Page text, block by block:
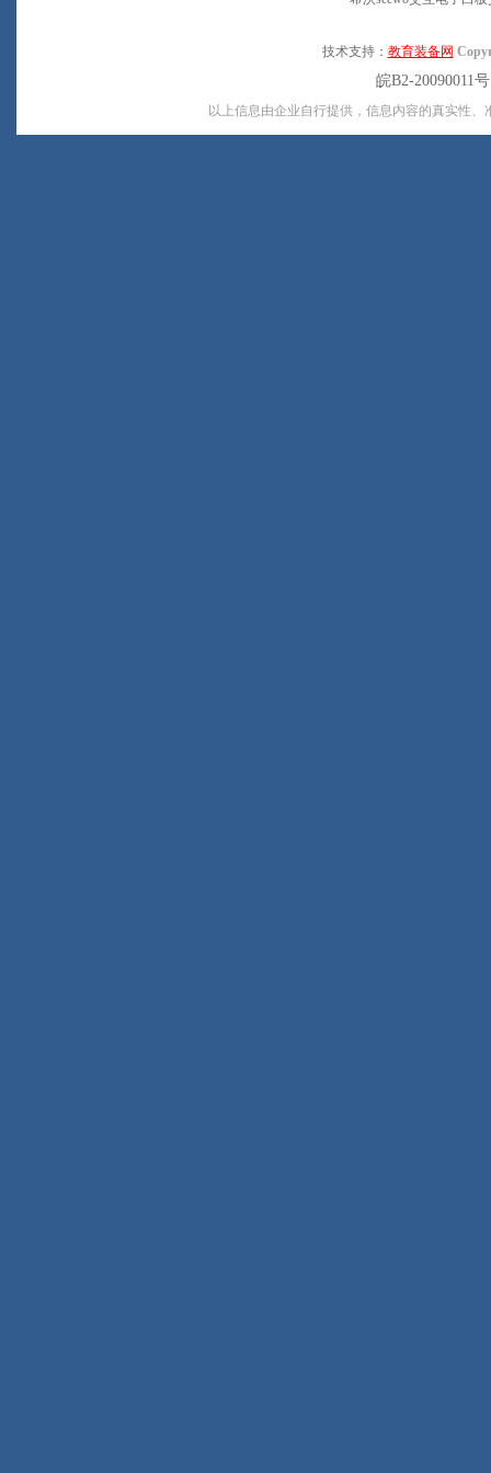
技术支持： 教育装备网
皖B2-20090011
以上信息由企业自行提供，信息内容的真实性